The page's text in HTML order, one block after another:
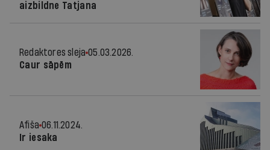
aizbildne Tatjana
Redaktores sleja 05.03.2026.
Caur sāpēm
Afiša 06.11.2024.
Ir iesaka